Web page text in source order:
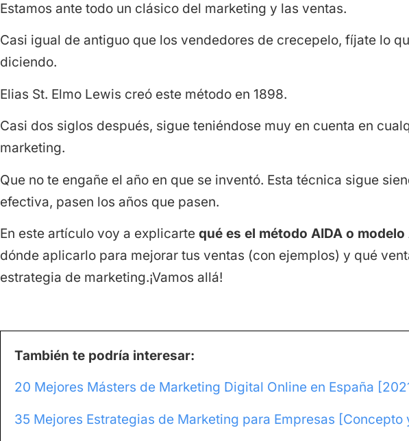
Estamos ante todo un clásico del marketing y las ventas.
Casi igual de antiguo que los vendedores de crecepelo, fíjate lo
diciendo.
Elias St. Elmo Lewis creó este método en 1898.
Casi dos siglos después, sigue teniéndose muy en cuenta en
marketing.
Que no te engañe el año en que se inventó. Esta técnica sigue
efectiva, pasen los años que pasen.
En este artículo voy a explicarte qué es el método AIDA o modelo
dónde aplicarlo para mejorar tus ventas (con ejemplos) y qué
estrategia de marketing.¡Vamos allá!
También te podría interesar:
20 Mejores Másters de Marketing Digital Online en España
35 Mejores Estrategias de Marketing para Empresas [Concepto